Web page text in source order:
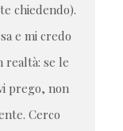
chiedendo).
e mi credo
realtà: se le
prego, non
Cerco